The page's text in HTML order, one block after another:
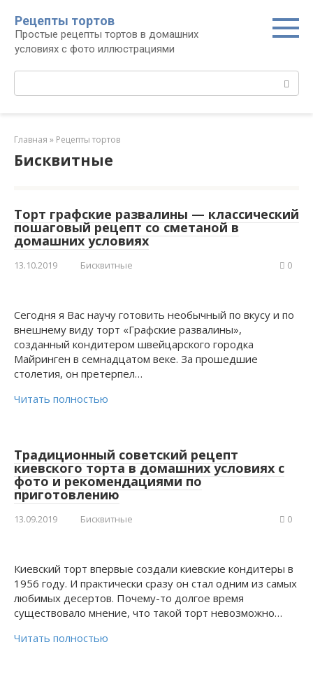
контенту
Рецепты тортов
Простые рецепты тортов в домашних
условиях с фото иллюстрациями
Главная » Рецепты тортов
Бисквитные
Торт графские развалины — классический
пошаговый рецепт со сметаной в
домашних условиях
13.10.2019 Бисквитные 0
Сегодня я Вас научу готовить необычный по вкусу и по
внешнему виду торт «Графские развалины»,
созданный кондитером швейцарского городка
Майринген в семнадцатом веке. За прошедшие
столетия, он претерпел…
Читать полностью
Традиционный советский рецепт
киевского торта в домашних условиях с
фото и рекомендациями по
приготовлению
13.09.2019 Бисквитные 0
Киевский торт впервые создали киевские кондитеры в
1956 году. И практически сразу он стал одним из самых
любимых десертов. Почему-то долгое время
существовало мнение, что такой торт невозможно…
Читать полностью